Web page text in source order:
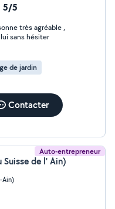
5/5
très agréable ,
sans hésiter
de jardin
Contacter
Auto-entrepreneur
Suisse de l' Ain)
Ain)